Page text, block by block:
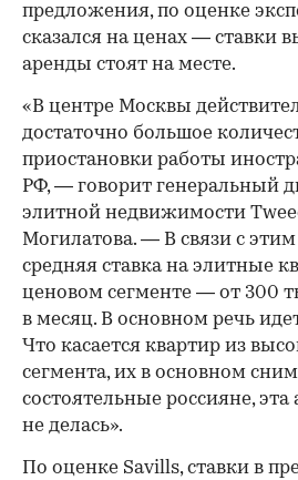
предложения, по оценке
сказался на ценах — ставки
аренды стоят на месте.
«В центре Москвы
достаточно большое
приостановки работы
РФ, — говорит генеральный
элитной недвижимости
Могилатова. — В связи с
средняя ставка на элитные
ценовом сегменте — от 300
в месяц. В основном речь
Что касается квартир из
сегмента, их в основном
состоятельные россияне,
не делась».
По оценке Savills, ставки в